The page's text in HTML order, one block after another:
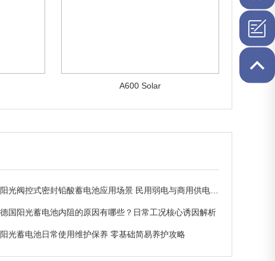
A600 Solar
光阀控式密封铅酸蓄电池应用场景 民用弱电与商用供电适配解析
国阳光蓄电池内阻的原因有哪些？日常工况核心诱因解析
光蓄电池日常使用维护保养 零基础简易养护攻略
在线QQ